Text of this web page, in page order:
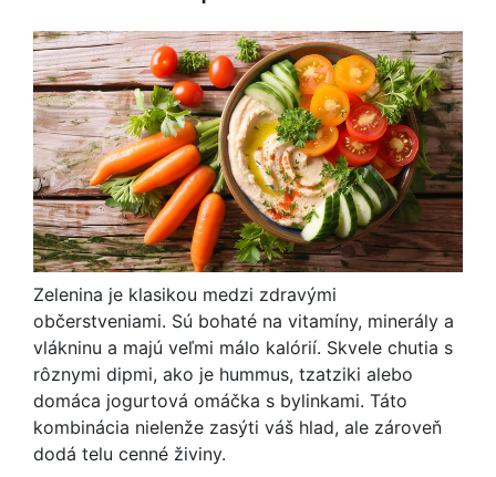
Zelenina je klasikou medzi zdravými
občerstveniami. Sú bohaté na vitamíny, minerály a
vlákninu a majú veľmi málo kalórií. Skvele chutia s
rôznymi dipmi, ako je hummus, tzatziki alebo
domáca jogurtová omáčka s bylinkami. Táto
kombinácia nielenže zasýti váš hlad, ale zároveň
dodá telu cenné živiny.